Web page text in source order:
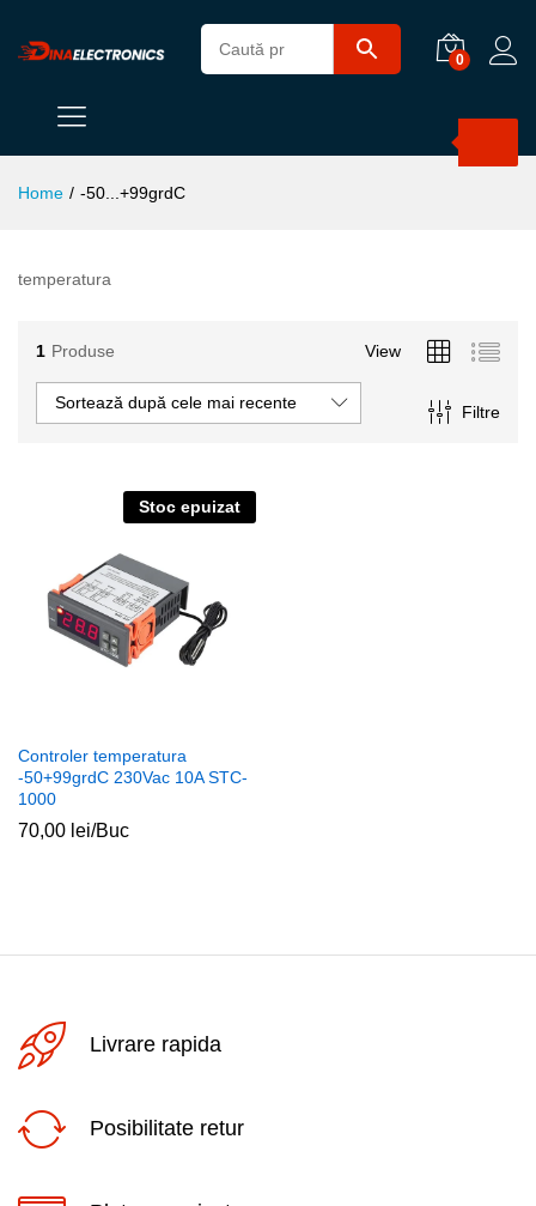
0
Home / -50...+99grdC
temperatura
1 Produse View
Filtre
Sortează după cele mai recente
Stoc epuizat
Controler temperatura
-50+99grdC 230Vac 10A STC-
1000
70,00 lei/Buc
Livrare rapida
Posibilitate retur